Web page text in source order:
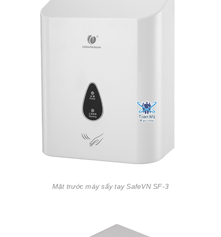
Mặt trước máy sấy tay SafeVN SF-3